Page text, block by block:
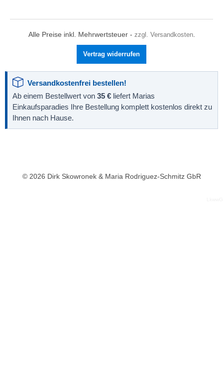
Alle Preise inkl. Mehrwertsteuer - zzgl. Versandkosten.
Vertrag widerrufen
Versandkostenfrei bestellen!
Ab einem Bestellwert von 35 € liefert Marias
Einkaufsparadies Ihre Bestellung komplett kostenlos direkt zu
Ihnen nach Hause.
© 2026 Dirk Skowronek & Maria Rodriguez-Schmitz GbR